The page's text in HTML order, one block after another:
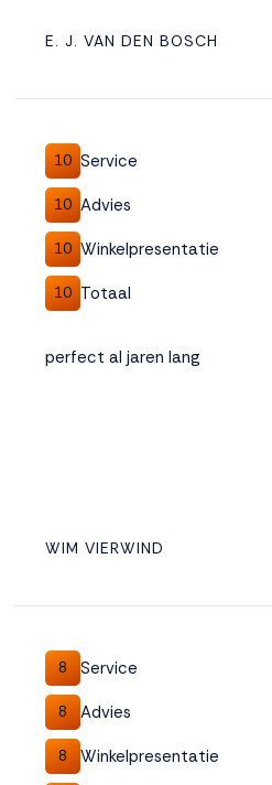
E. J. VAN DEN BOSCH
10 Service
10 Advies
10 Winkelpresentatie
10 Totaal
perfect al jaren lang
WIM VIERWIND
8 Service
8 Advies
8 Winkelpresentatie